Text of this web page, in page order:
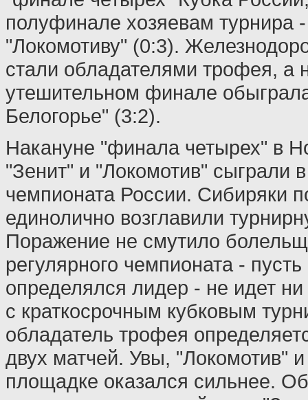
полуфинале хозяевам турнира
"Локомотиву" (0:3).
стали обладателями трофея, а
утешительном финале
Белогорье" (3:2).
Накануне "финала четырех" в
"Зенит" и "Локомотив" сыграли
чемпионата России. Сибиряки
единолично возглавили
Поражение не смутило
регулярного чемпионата -
определялся лидер - не идет
с краткосрочным кубковым
обладатель трофея
двух матчей. Увы, "Локомотив"
площадке оказался сильнее.